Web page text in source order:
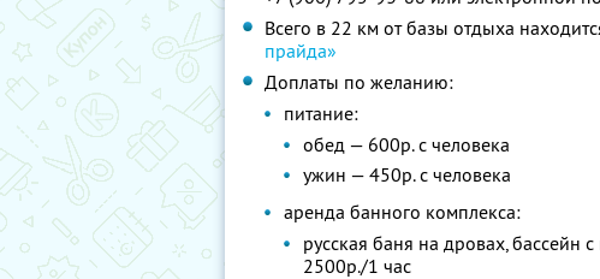
Всего в 22 км от базы отдыха
прайда»
Доплаты по желанию:
питание:
обед — 600р. с человека
ужин — 450р. с человека
аренда банного комплекса:
русская баня на дровах,
2500р./1 час